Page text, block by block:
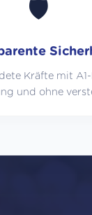
🛡️
Kräfte mit
und ohne